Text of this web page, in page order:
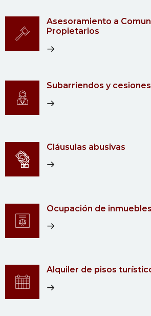
Asesoramiento a
Propietarios
Subarriendos y cesiones
Cláusulas abusivas
Ocupación de inmuebles
Alquiler de pisos